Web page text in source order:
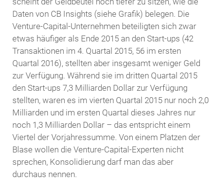
Daten von CB Insights (siehe Grafik) belegen. Die
Venture-Capital-Unternehmen beteiligten sich zwar
etwas häufiger als Ende 2015 an den Start-ups (42
Transaktionen im 4. Quartal 2015, 56 im ersten
Quartal 2016), stellten aber insgesamt weniger Geld
zur Verfügung. Während sie im dritten Quartal 2015
den Start-ups 7,3 Milliarden Dollar zur Verfügung
stellten, waren es im vierten Quartal 2015 nur noch 2,0
Milliarden und im ersten Quartal dieses Jahres nur
noch 1,3 Milliarden Dollar – das entspricht einem
Viertel der Vorjahressumme. Von einem Platzen der
Blase wollen die Venture-Capital-Experten nicht
sprechen, Konsolidierung darf man das aber
durchaus nennen.